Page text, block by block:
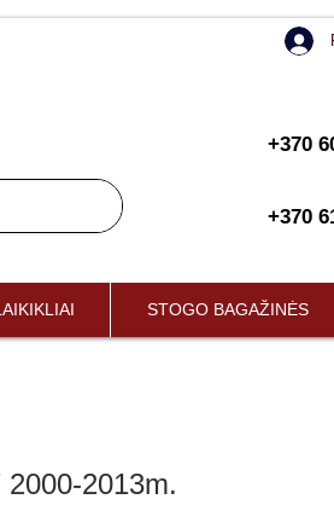
+370
+370
STOGO BAGAŽINĖS
2013m.